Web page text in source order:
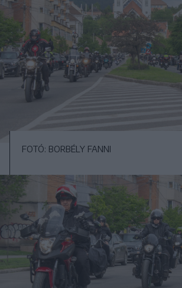
FOTÓ: BORBÉLY FANNI